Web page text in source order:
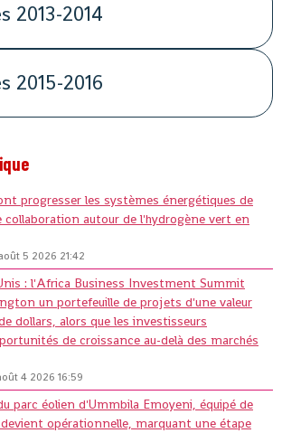
2013-2014
2015-2016
progresser les systèmes énergétiques de
collaboration autour de l'hydrogène vert en
5 2026 21:42
: l'Africa Business Investment Summit
un portefeuille de projets d'une valeur
dollars, alors que les investisseurs
de croissance au-delà des marchés
4 2026 16:59
parc éolien d'Ummbila Emoyeni, équipé de
opérationnelle, marquant une étape